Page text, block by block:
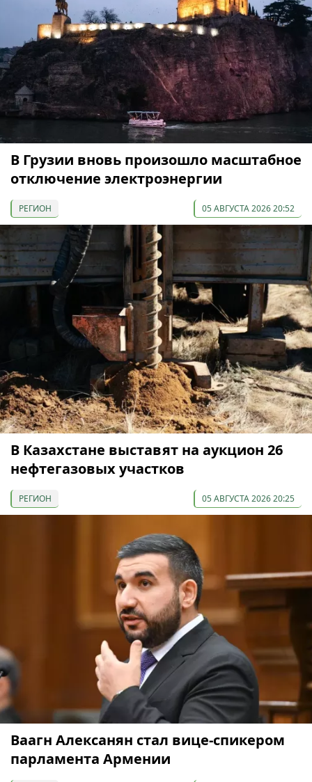
В Грузии вновь произошло масштабное
отключение электроэнергии
РЕГИОН 05 АВГУСТА 2026 20:52
В Казахстане выставят на аукцион 26
нефтегазовых участков
РЕГИОН 05 АВГУСТА 2026 20:25
Ваагн Алексанян стал вице-спикером
парламента Армении